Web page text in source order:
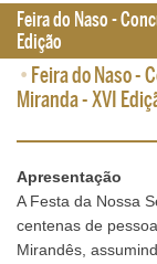
• Feira do Naso -
Miranda - XVI
Apresentação
A Festa da Nossa
centenas de
Mirandês,
Feira do Naso -
Edição